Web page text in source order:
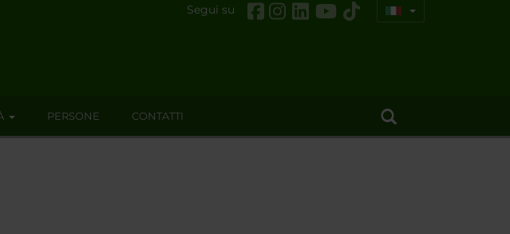
Segui su
PERSONE CONTATTI